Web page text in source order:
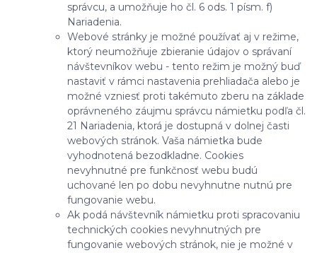
správcu, a umožňuje ho čl. 6 ods. 1 písm. f)
Nariadenia.
Webové stránky je možné používať aj v režime,
ktorý neumožňuje zbieranie údajov o správaní
návštevníkov webu - tento režim je možný buď
nastaviť v rámci nastavenia prehliadača alebo je
možné vzniesť proti takémuto zberu na základe
oprávneného záujmu správcu námietku podľa čl.
21 Nariadenia, ktorá je dostupná v dolnej časti
webových stránok. Vaša námietka bude
vyhodnotená bezodkladne. Cookies
nevyhnutné pre funkčnosť webu budú
uchované len po dobu nevyhnutne nutnú pre
fungovanie webu.
Ak podá návštevník námietku proti spracovaniu
technických cookies nevyhnutných pre
fungovanie webových stránok, nie je možné v